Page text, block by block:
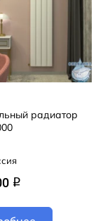
радиатор
q